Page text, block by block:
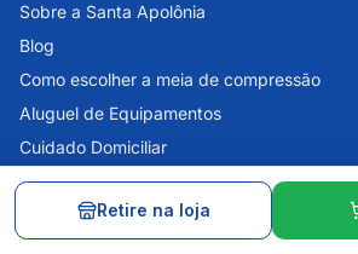
Sobre a Santa Apolônia
Blog
Como escolher a meia de compressão
Aluguel de Equipamentos
Cuidado Domiciliar
Tecnologias Skechers
AJUDA
Retire na loja